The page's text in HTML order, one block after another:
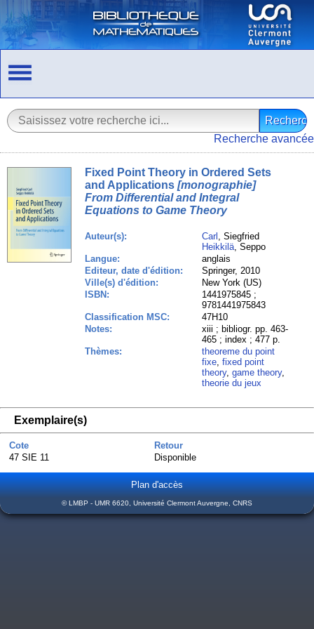
Recherche avancée
Fixed Point Theory in Ordered Sets
and Applications[monographie]
From Differential and Integral
Equations to Game Theory
Auteur(s): Carl , Siegfried
Heikkilä, Seppo
Langue:
anglais
Editeur, date d'édition:
Springer, 2010
Ville(s) d'édition:
New York (US)
ISBN:
1441975845 ;
9781441975843
Classification MSC:
47H10
Notes:
xiii ; bibliogr. pp. 463-
465 ; index ; 477 p.
Thèmes:
theoreme du point
fixe,fixed point
theory,game theory,
theorie du jeux
Exemplaire(s)
Cote
Retour
47 SIE 11
Disponible
Plan d'accès
© LMBP - UMR 6620, Université Clermont Auvergne, CNRS